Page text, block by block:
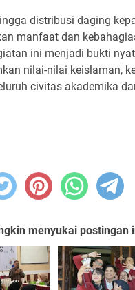
distribusi daging
manfaat dan
ini menjadi bukti
nilai-nilai keislaman,
civitas akademika
menyukai postingan